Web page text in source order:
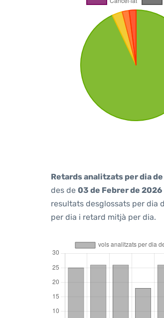
Retards analitzats per dia
des de 03 de Febrer de 2026
resultats desglossats per dia
per dia i retard mitjà per dia.